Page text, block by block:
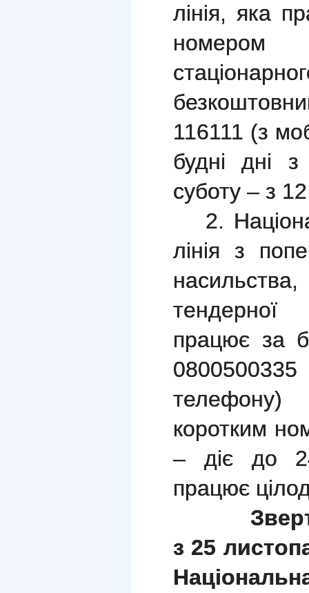
лінія, яка
116111 (з
будні дні
суботу – з
2.
лінія з
тендерної
працює за
коротким
– діє до
працює
з 25